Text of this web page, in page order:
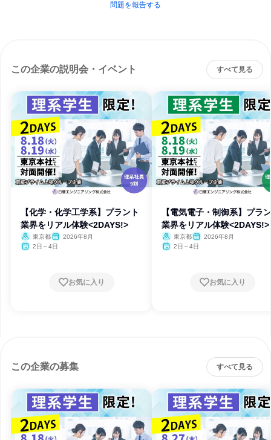
問題を報告する
この企業の説明会・イベント すべて見る
【化学・化学工学系】プラント
業界をリアル体験<2DAYS!>
東京都
2026年8月
2日～4日
お気に入り
【電気電子・制御系】プラ
業界をリアル体験<2DAYS!>
東京都
2026年8月
2日～4日
お気に入り
この企業の募集 すべて見る